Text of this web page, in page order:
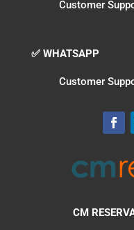
Customer
✅ WHATSAPP
Customer
CM